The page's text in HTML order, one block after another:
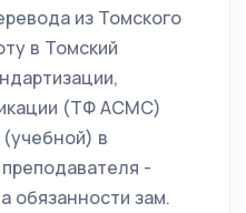
из Томского
в Томский
(ТФ АСМС)
(учебной) в
-
обязанности зам.